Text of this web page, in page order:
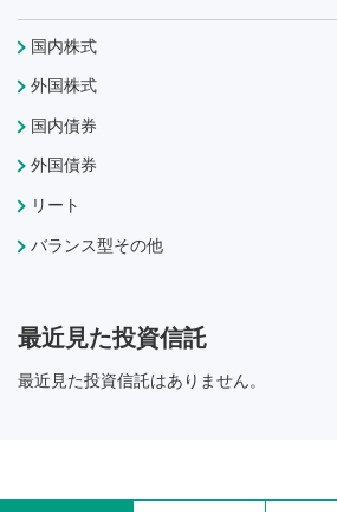
国内株式
外国株式
国内債券
外国債券
リート
バランス型その他
最近見た投資信託
最近見た投資信託はありません。